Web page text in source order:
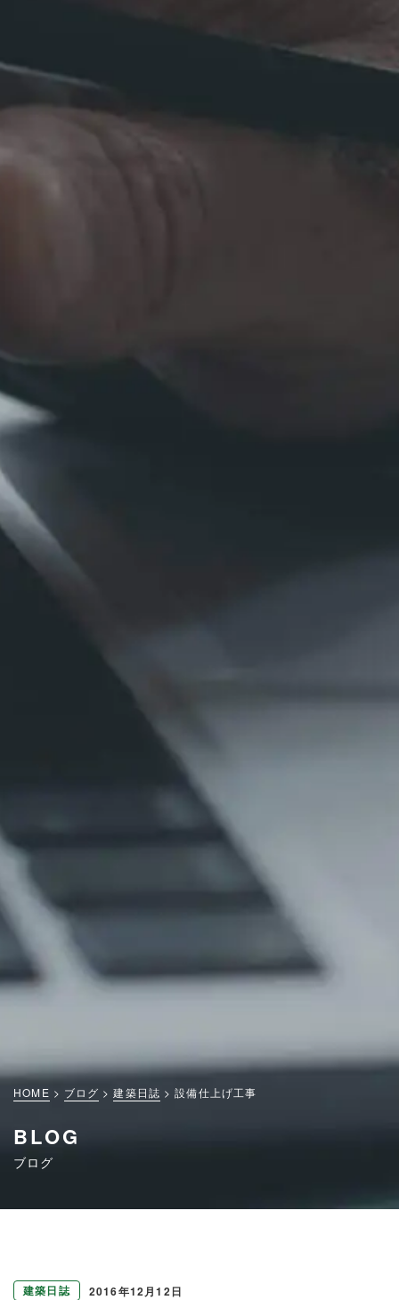
HOME ブログ 建築日誌 設備仕上げ工事
BLOG
ブログ
建築日誌 2016年12月12日